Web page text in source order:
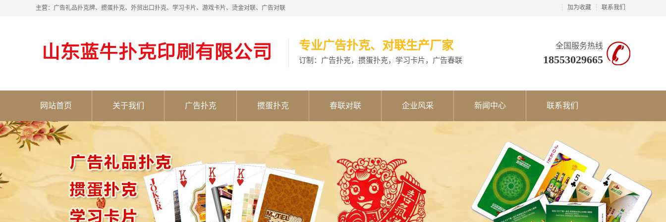
主营：广告礼品扑克牌、掼蛋扑克、外贸出口扑克、学习卡片、游戏卡片、烫金对联、广告对联 加为收藏 联系我们
专业广告扑克、对联生产厂家
订制：广告扑克，掼蛋扑克，学习卡片，广告春联
全国服务热线
18553029665
网站首页 关于我们 广告扑克 掼蛋扑克 春联对联 企业风采 新闻中心 联系我们